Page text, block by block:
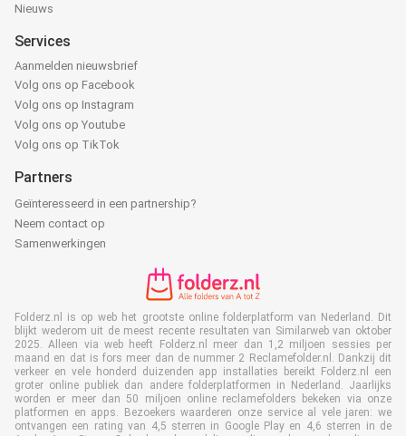
Nieuws
Services
Aanmelden nieuwsbrief
Volg ons op Facebook
Volg ons op Instagram
Volg ons op Youtube
Volg ons op TikTok
Partners
Geïnteresseerd in een partnership?
Neem contact op
Samenwerkingen
Folderz.nl is op web het grootste online folderplatform van Nederland. Dit
blijkt wederom uit de meest recente resultaten van Similarweb van oktober
2025. Alleen via web heeft Folderz.nl meer dan 1,2 miljoen sessies per
maand en dat is fors meer dan de nummer 2 Reclamefolder.nl. Dankzij dit
verkeer en vele honderd duizenden app installaties bereikt Folderz.nl een
groter online publiek dan andere folderplatformen in Nederland. Jaarlijks
worden er meer dan 50 miljoen online reclamefolders bekeken via onze
platformen en apps. Bezoekers waarderen onze service al vele jaren: we
ontvangen een rating van 4,5 sterren in Google Play en 4,6 sterren in de